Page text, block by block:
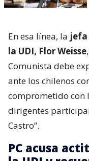
En esa línea, la jefa
la UDI, Flor Weisse
Comunista debe
ante los chilenos
comprometido con
dirigentes
Castro”.
PC acusa